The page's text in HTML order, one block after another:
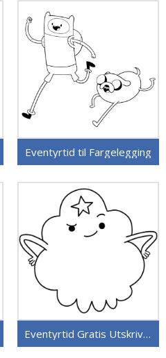
Eventyrtid til Fargelegging
Eventyrtid Gratis Utskrivbar